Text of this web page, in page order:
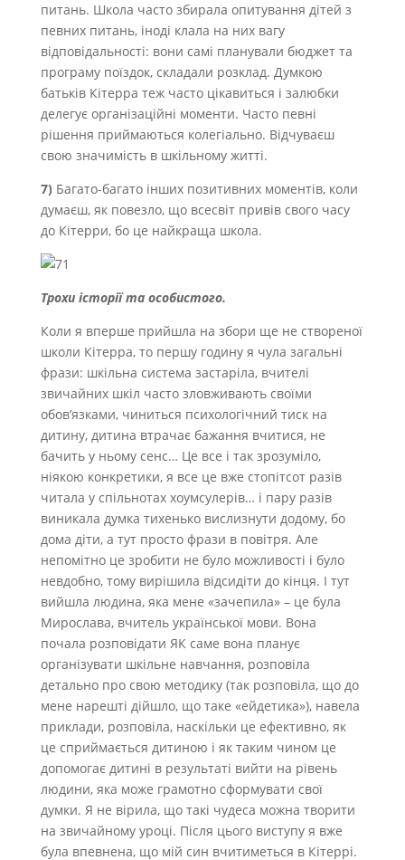
питань. Школа часто збирала опитування дітей з
певних питань, іноді клала на них вагу
відповідальності: вони самі планували бюджет та
програму поїздок, складали розклад. Думкою
батьків Кітерра теж часто цікавиться і залюбки
делегує організаційні моменти. Часто певні
рішення приймаються колегіально. Відчуваєш
свою значимість в шкільному житті.
7) Багато-багато інших позитивних моментів, коли
думаєш, як повезло, що всесвіт привів свого часу
до Кітерри, бо це найкраща школа.
Трохи історії та особистого.
Коли я вперше прийшла на збори ще не створеної
школи Кітерра, то першу годину я чула загальні
фрази: шкільна система застаріла, вчителі
звичайних шкіл часто зловживають своїми
обов’язками, чиниться психологічний тиск на
дитину, дитина втрачає бажання вчитися, не
бачить у ньому сенс… Це все і так зрозуміло,
ніякою конкретики, я все це вже стопітсот разів
читала у спільнотах хоумсулерів… і пару разів
виникала думка тихенько вислизнути додому, бо
дома діти, а тут просто фрази в повітря. Але
непомітно це зробити не було можливості і було
невдобно, тому вирішила відсидіти до кінця. І тут
вийшла людина, яка мене «зачепила» – це була
Мирослава, вчитель української мови. Вона
почала розповідати ЯК саме вона планує
організувати шкільне навчання, розповіла
детально про свою методику (так розповіла, що до
мене нарешті дійшло, що таке «ейдетика»), навела
приклади, розповіла, наскільки це ефективно, як
це сприймається дитиною і як таким чином це
допомогає дитині в результаті вийти на рівень
людини, яка може грамотно сформувати свої
думки. Я не вірила, що такі чудеса можна творити
на звичайному уроці. Після цього виступу я вже
була впевнена, що мій син вчитиметься в Кітеррі.